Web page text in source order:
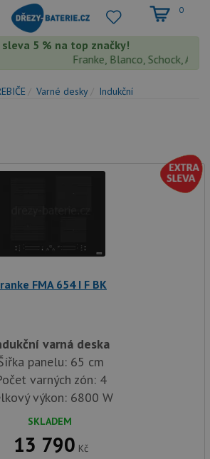
0
5 % na top značky!
Franke, Blanco, Schock,
Varné desky Indukční
FMA 654 I F BK
varná deska
panelu: 65 cm
varných zón: 4
výkon: 6800 W
SKLADEM
13 790 Kč